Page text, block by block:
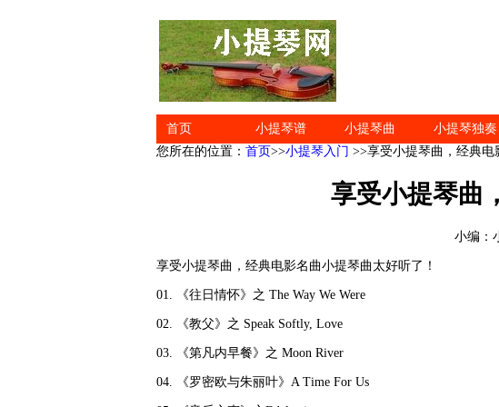
首页 小提琴谱 小提琴曲 小提琴独奏
您所在的位置： 首页>>小提琴入门 >>享受小提琴曲，经典电
享受小提琴曲
小编：
享受小提琴曲，经典电影名曲小提琴曲太好听了！
01. 《往日情怀》之 The Way We Were
02. 《教父》之 Speak Softly, Love
03. 《第凡内早餐》之 Moon River
04. 《罗密欧与朱丽叶》A Time For Us